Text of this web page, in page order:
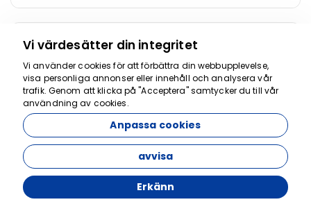
Erbjuder ni skräddarsydda eller privata
reseupplevelser?
Vad gör Blue Voyage Trips annorlunda?
Behövs reseförsäkring?
Är era kryssningar miljövänliga?
Vi värdesätter din integritet
Vi använder cookies för att förbättra din webbupplevelse,
visa personliga annonser eller innehåll och analysera vår
trafik. Genom att klicka på "Acceptera" samtycker du till vår
användning av cookies.
Anpassa cookies
avvisa
Erkänn